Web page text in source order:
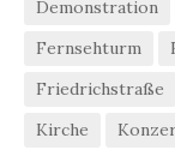
Demonstration
Fernsehturm
Friedrichstraße
Kirche